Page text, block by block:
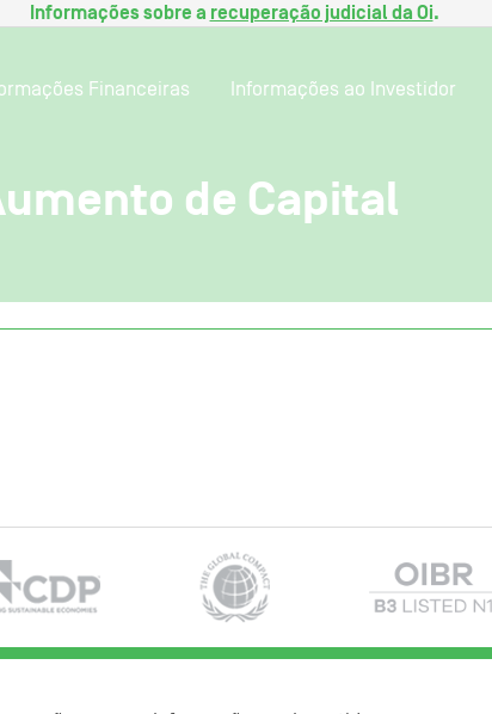
Informações sobre a recuperação judicial da Oi.
Financeiras Informações ao Investidor
de Capital